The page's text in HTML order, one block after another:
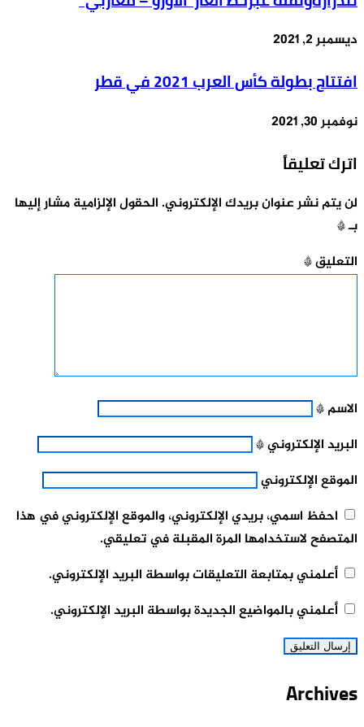
ديسمبر 2, 2021
افتتاح بطولة كأس العرب 2021 في قطر
نوفمبر 30, 2021
اترك تعليقاً
لن يتم نشر عنوان بريدك الإلكتروني. الحقول الإلزامية مشار إليها
بـ*
التعليق*
الاسم*
البريد الإلكتروني*
الموقع الإلكتروني
احفظ اسمي، بريدي الإلكتروني، والموقع الإلكتروني في هذا
المتصفح لاستخدامها المرة المقبلة في تعليقي.
أعلمني بمتابعة التعليقات بواسطة البريد الإلكتروني.
أعلمني بالمواضيع الجديدة بواسطة البريد الإلكتروني.
Archives